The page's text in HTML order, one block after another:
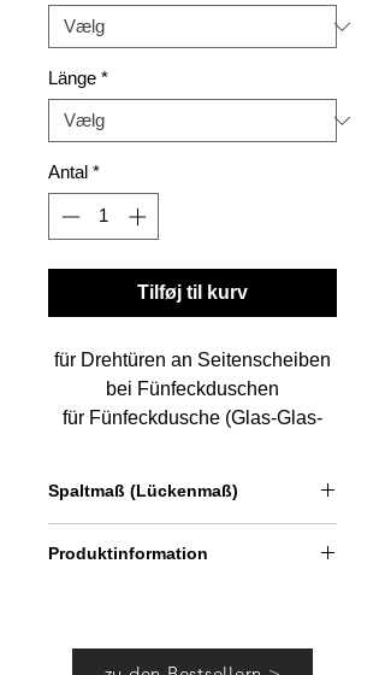
Länge *
Antal *
Tilføj til kurv
für Drehtüren an Seitenscheiben
bei Fünfeckduschen
für Fünfeckdusche (Glas-Glas-
Länge: 201 u. 250 cm
Spaltmaß (Lückenmaß)
Produktinformation
nach außen bei Fünfeckduschen.